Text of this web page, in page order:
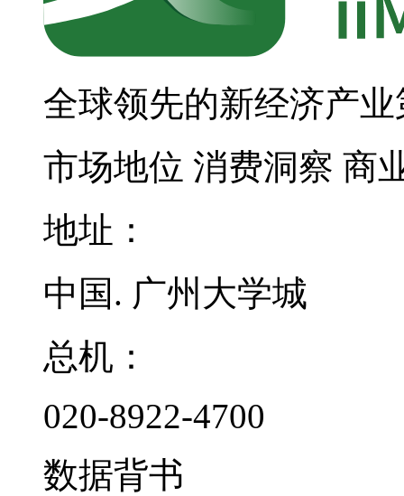
全球领先的新经济产
市场地位 消费洞察 商
地址：
中国. 广州大学城
总机：
020-8922-4700
数据背书